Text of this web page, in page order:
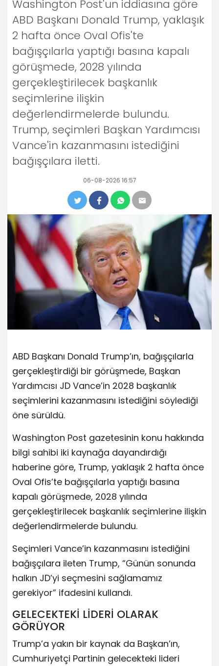
Washington Post'un iddiasına göre
ABD Başkanı Donald Trump, yaklaşık
2 hafta önce Oval Ofis'te
bağışçılarla yaptığı basına kapalı
görüşmede, 2028 yılında
gerçekleştirilecek başkanlık
seçimlerine ilişkin
değerlendirmelerde bulundu.
Trump, seçimleri Başkan Yardımcısı
Vance'in kazanmasını istediğini
bağışçılara iletti.
06-08-2026 16:57
ABD Başkanı Donald Trump’ın, bağışçılarla
gerçekleştirdiği bir görüşmede, Başkan
Yardımcısı JD Vance’in 2028 başkanlık
seçimlerini kazanmasını istediğini söylediği
öne sürüldü.
Washington Post gazetesinin konu hakkında
bilgi sahibi iki kaynağa dayandırdığı
haberine göre, Trump, yaklaşık 2 hafta önce
Oval Ofis’te bağışçılarla yaptığı basına
kapalı görüşmede, 2028 yılında
gerçekleştirilecek başkanlık seçimlerine ilişkin
değerlendirmelerde bulundu.
Seçimleri Vance’in kazanmasını istediğini
bağışçılara ileten Trump, “Günün sonunda
halkın JD’yi seçmesini sağlamamız
gerekiyor” ifadesini kullandı.
GELECEKTEKİ LİDERİ OLARAK
GÖRÜYOR
Trump’a yakın bir kaynak da Başkan’ın,
Cumhuriyetçi Partinin gelecekteki lideri